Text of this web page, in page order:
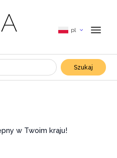
pl
Szukaj
w Twoim kraju!